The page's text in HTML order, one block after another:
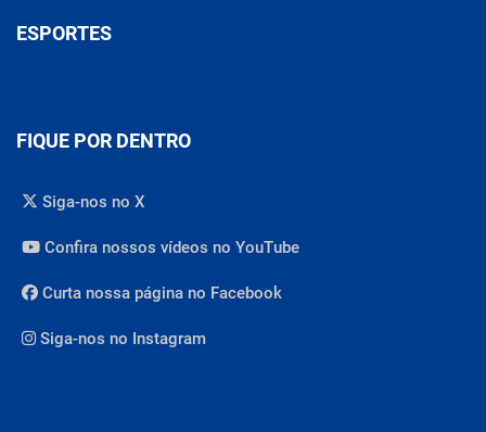
ESPORTES
FIQUE POR DENTRO
Siga-nos no X
Confira nossos vídeos no YouTube
Curta nossa página no Facebook
Siga-nos no Instagram